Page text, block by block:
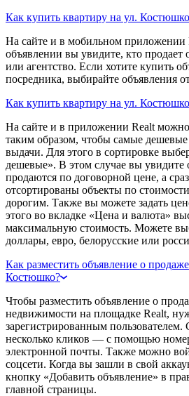
Как купить квартиру на ул.
На сайте и в мобильном приложении
объявлении вы увидите, кто
или агентство. Если хотите купить
посредника, выбирайте объявления
Как купить квартиру на ул.
На сайте и в приложении Realt
таким образом, чтобы самые
выдачи. Для этого в сортировке
дешевые». В этом случае вы увидите
продаются по договорной цене, а
отсортированы объекты по
дорогим. Также вы можете задать
этого во вкладке «Цена и валюта»
максимальную стоимость. Можете
доллары, евро, белорусские или
Как разместить объявление о
Костюшко?
Чтобы разместить объявление о
недвижимости на площадке Realt,
зарегистрированным пользователем.
несколько кликов — с помощью
электронной почты. Также можно
соцсети. Когда вы зашли в свой
кнопку «Добавить объявление» в
главной страницы.